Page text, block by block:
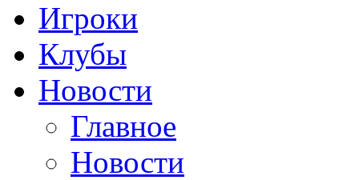
Игроки
Клубы
Новости
Главное
Новости